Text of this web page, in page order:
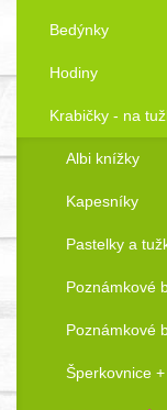
Bedýnky
Hodiny
Krabičky - na
Albi knížky
Kapesníky
Pastelky a
Poznámkové
Poznámkové
Šperkovnice